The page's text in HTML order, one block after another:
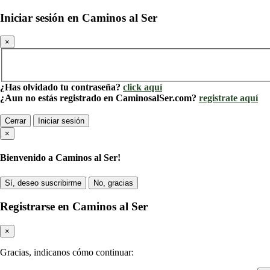
Iniciar sesión en Caminos al Ser
×
¿Has olvidado tu contraseña? click aquí
¿Aun no estás registrado en CaminosalSer.com? registrate aquí
Cerrar
Iniciar sesión
×
Bienvenido a Caminos al Ser!
Sí, deseo suscribirme No, gracias
Registrarse en Caminos al Ser
×
Gracias, indicanos cómo continuar: